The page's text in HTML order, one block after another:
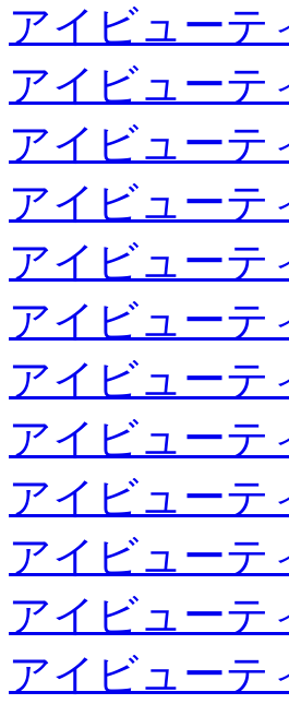
アイビューテ
アイビューテ
アイビューテ
アイビューテ
アイビューテ
アイビューテ
アイビューテ
アイビューテ
アイビューテ
アイビューテ
アイビューテ
アイビューテ